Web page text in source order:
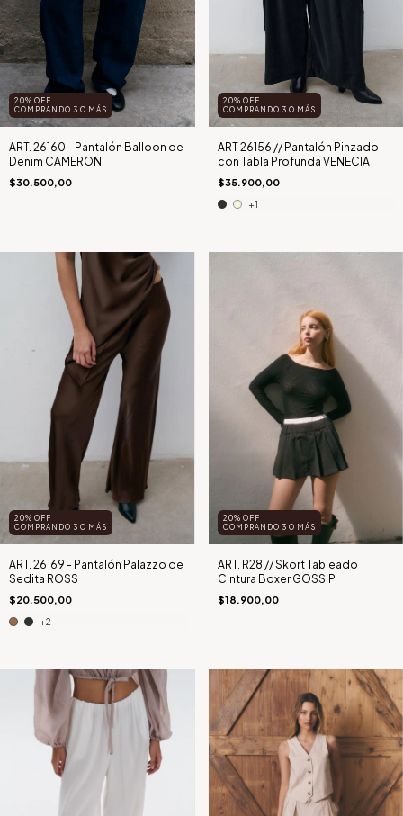
20% OFF
COMPRANDO 3 O MÁS
ART. 26160 - Pantalón Balloon de
Denim CAMERON
$30.500,00
20% OFF
COMPRANDO 3 O MÁS
ART 26156 // Pantalón Pinzado
con Tabla Profunda VENECIA
$35.900,00
+1
20% OFF
COMPRANDO 3 O MÁS
ART. 26169 - Pantalón Palazzo de
Sedita ROSS
$20.500,00
+2
20% OFF
COMPRANDO 3 O MÁS
ART. R28 // Skort Tableado
Cintura Boxer GOSSIP
$18.900,00